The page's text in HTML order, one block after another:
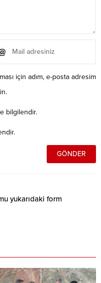
için adım, e-posta adresim
bilgilendir.
yukarıdaki form